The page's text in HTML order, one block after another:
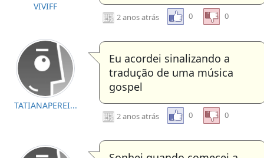
VIVIFF
2 anos atrás 0 0
TATIANAPEREI...
Eu acordei sinalizando a
tradução de uma música
gospel
2 anos atrás 0 0